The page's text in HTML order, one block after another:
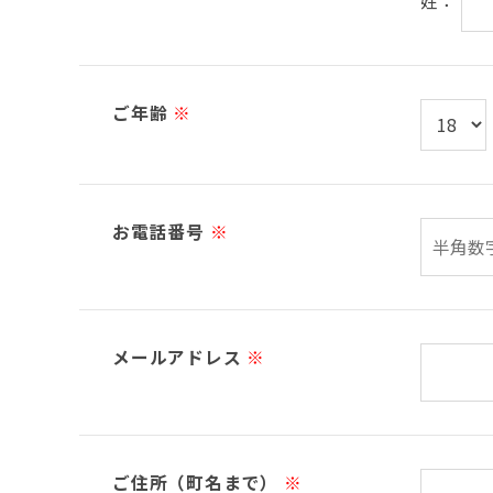
ご年齢 ※
お電話番号 ※
メールアドレス ※
ご住所（町名まで） ※